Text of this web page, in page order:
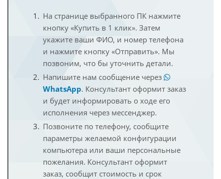
На странице выбранного ПК нажмите
кнопку «Купить в 1 клик». Затем
укажите ваши ФИО, и номер телефона
и нажмите кнопку «Отправить». Мы
позвоним, что бы уточнить детали.
Напишите нам сообщение через
WhatsApp. Консультант оформит заказ
и будет информировать о ходе его
исполнения через мессенджер.
Позвоните по телефону, сообщите
параметры желаемой конфигурации
компьютера или ваши персональные
пожелания. Консультант оформит
заказ, сообщит стоимость и срок